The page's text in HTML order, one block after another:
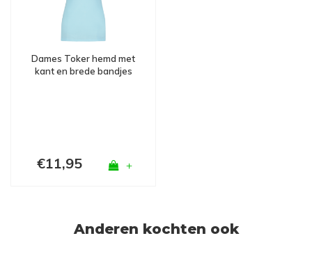
Dames Toker hemd met
kant en brede bandjes
€11,95 +
Anderen kochten ook